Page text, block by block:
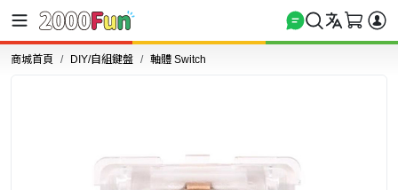
商城首頁 DIY/自組鍵盤 軸體 Switch